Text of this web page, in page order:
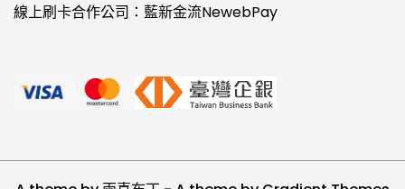
線上刷卡合作公司：藍新金流NewebPay